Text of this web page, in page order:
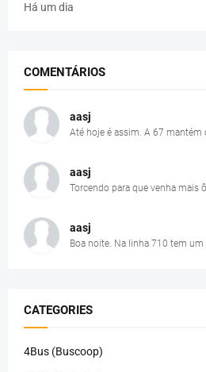
Há um dia
COMENTÁRIOS
aasj
Até hoje é assim. A 67 mantém
aasj
Torcendo para que venha mais
aasj
Boa noite. Na linha 710 tem
CATEGORIES
4Bus (Buscoop)